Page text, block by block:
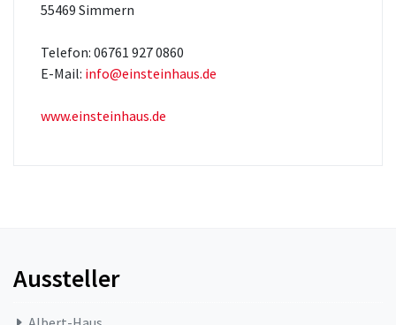
55469 Simmern
Telefon: 06761 927 0860
E-Mail: info@einsteinhaus.de
www.einsteinhaus.de
Aussteller